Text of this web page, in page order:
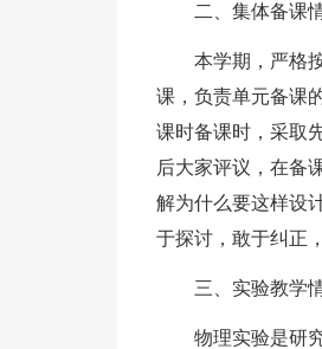
二、集体备课
本学期，严格
课，负责单元备课
课时备课时，采取
后大家评议，在备
解为什么要这样设
于探讨，敢于纠正
三、实验教学
物理实验是研